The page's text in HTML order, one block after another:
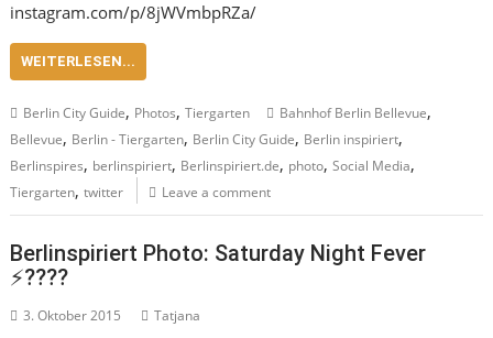
instagram.com/p/8jWVmbpRZa/
WEITERLESEN...
Berlin City Guide, Photos,Tiergarten Bahnhof Berlin Bellevue,
Bellevue, Berlin - Tiergarten, Berlin City Guide, Berlin inspiriert,
Berlinspires, berlinspiriert, Berlinspiriert.de, photo,Social Media,
Tiergarten,twitter Leave a comment
Berlinspiriert Photo: Saturday Night Fever
⚡️????
3. Oktober 2015 Tatjana